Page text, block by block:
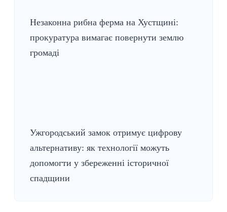
Незаконна рибна ферма на Хустщині:
прокуратура вимагає повернути землю
громаді
Ужгородський замок отримує цифрову
альтернативу: як технології можуть
допомогти у збереженні історичної
спадщини